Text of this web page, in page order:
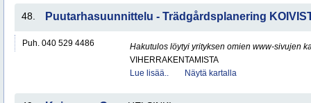
48. Puutarhasuunnittelu - Trädgårdsplanering
Puh. 040 529 4486
Hakutulos löytyi yrityksen omien www-sivujen
VIHERRAKENTAMISTA
Lue lisää..
Näytä kartalla